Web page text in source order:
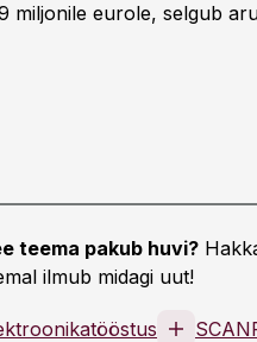
miljonile eurole, selgub
teema pakub huvi?
ilmub midagi uut!